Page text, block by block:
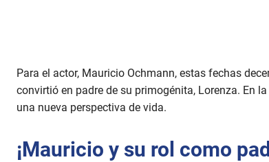
Para el actor, Mauricio Ochmann, estas fechas
convirtió en padre de su primogénita, Lorenza. En
una nueva perspectiva de vida.
¡Mauricio y su rol como